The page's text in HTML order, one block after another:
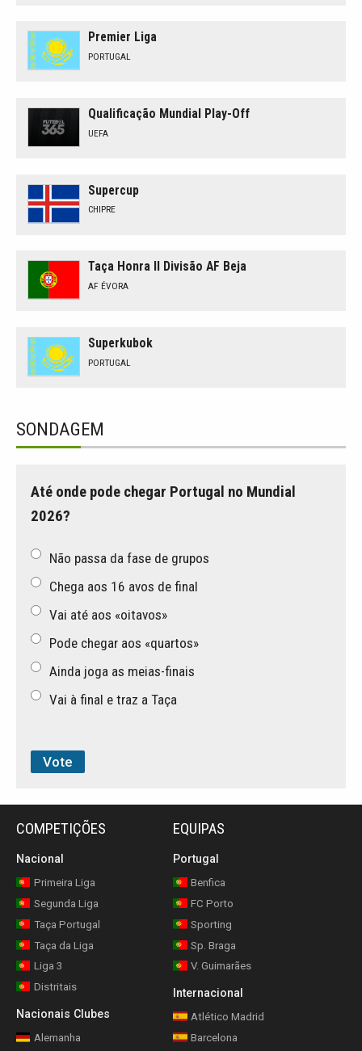
Premier Liga
PORTUGAL
Qualificação Mundial Play-Off
UEFA
Supercup
CHIPRE
Taça Honra II Divisão AF Beja
AF ÉVORA
Superkubok
PORTUGAL
SONDAGEM
Até onde pode chegar Portugal no Mundial
2026?
Não passa da fase de grupos
Chega aos 16 avos de final
Vai até aos «oitavos»
Pode chegar aos «quartos»
Ainda joga as meias-finais
Vai à final e traz a Taça
COMPETIÇÕES
Nacional
Primeira Liga
Segunda Liga
Taça Portugal
Taça da Liga
Liga 3
Distritais
Nacionais Clubes
Alemanha
EQUIPAS
Portugal
Benfica
FC Porto
Sporting
Sp. Braga
V. Guimarães
Internacional
Atlético Madrid
Barcelona